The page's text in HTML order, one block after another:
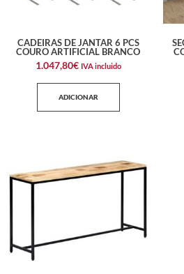
CADEIRAS DE JANTAR 6 PCS
COURO ARTIFICIAL BRANCO
1.047,80€ IVA incluido
ADICIONAR